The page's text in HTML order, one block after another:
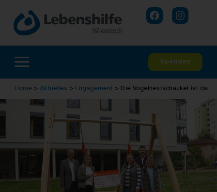
Spenden
Home > Aktuelles > Engagement > Die Vogelnestschaukel ist da